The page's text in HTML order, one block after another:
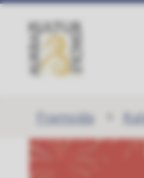
DuFramsida